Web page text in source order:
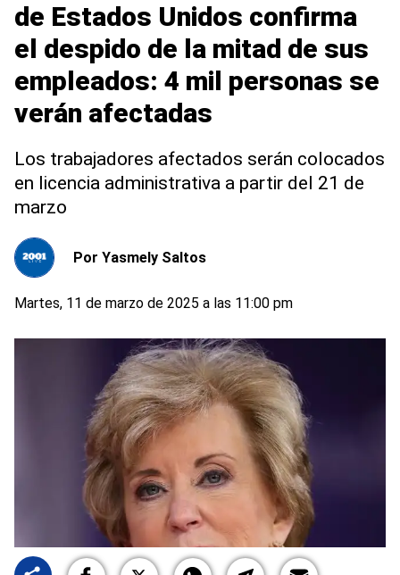
de Estados Unidos confirma
el despido de la mitad de sus
empleados: 4 mil personas se
verán afectadas
Los trabajadores afectados serán colocados
en licencia administrativa a partir del 21 de
marzo
Por Yasmely Saltos
Martes, 11 de marzo de 2025 a las 11:00 pm